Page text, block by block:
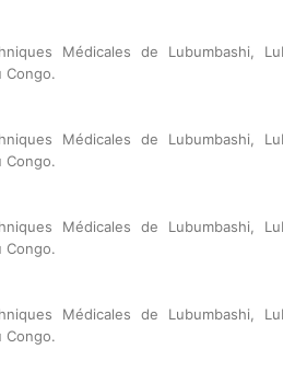
Médicales de Lubumbashi,
Congo.
Médicales de Lubumbashi,
Congo.
Médicales de Lubumbashi,
Congo.
Médicales de Lubumbashi,
Congo.